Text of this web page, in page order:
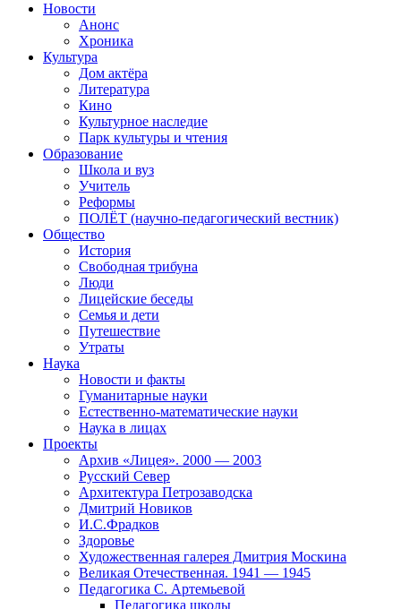
Новости
Анонс
Хроника
Культура
Дом актёра
Литература
Кино
Культурное наследие
Парк культуры и чтения
Образование
Школа и вуз
Учитель
Реформы
ПОЛЁТ (научно-педагогический вестник)
Общество
История
Свободная трибуна
Люди
Лицейские беседы
Семья и дети
Путешествие
Утраты
Наука
Новости и факты
Гуманитарные науки
Естественно-математические науки
Наука в лицах
Проекты
Архив «Лицея». 2000 — 2003
Русский Север
Архитектура Петрозаводска
Дмитрий Новиков
И.С.Фрадков
Здоровье
Художественная галерея Дмитрия Москина
Великая Отечественная. 1941 — 1945
Педагогика С. Артемьевой
Педагогика школы